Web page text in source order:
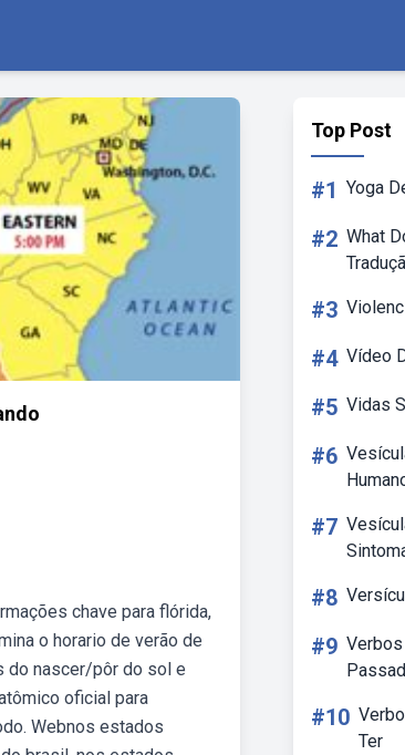
chave para flórida,
o horario de verão de
do nascer/pôr do sol e
oficial para
Webnos estados
Top Post
#1 Yoga
#2 What
#3
#4 Vídeo
#5 Vidas
#6
#7
#8
#9
#10
Ter